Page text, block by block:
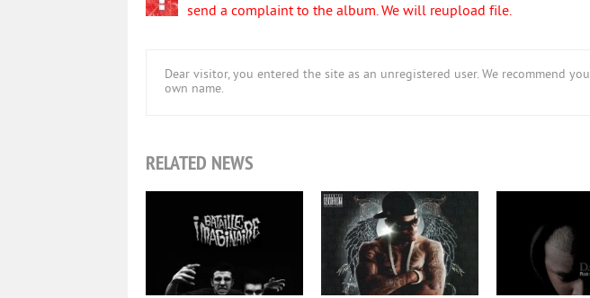
send a complaint to the album. We will reupload file.
Dear visitor, you entered the site as an unregistered user. We recommend you
own name.
RELATED NEWS